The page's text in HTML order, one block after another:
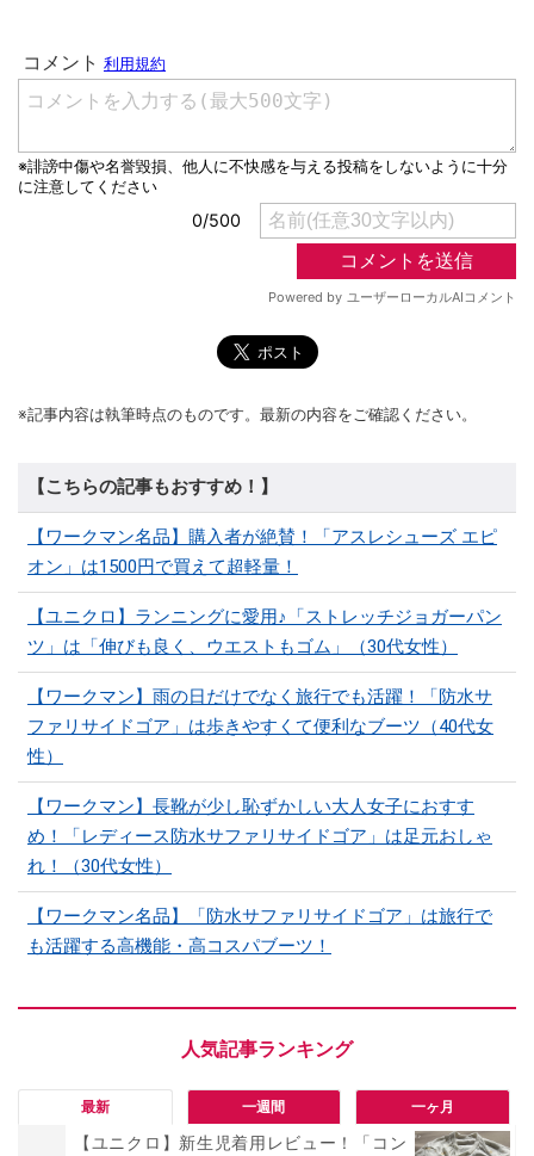
※記事内容は執筆時点のものです。最新の内容をご確認ください。
【こちらの記事もおすすめ！】
【ワークマン名品】購入者が絶賛！「アスレシューズ エピ
オン」は1500円で買えて超軽量！
【ユニクロ】ランニングに愛用♪「ストレッチジョガーパン
ツ」は「伸びも良く、ウエストもゴム」（30代女性）
【ワークマン】雨の日だけでなく旅行でも活躍！「防水サ
ファリサイドゴア」は歩きやすくて便利なブーツ（40代女
性）
【ワークマン】長靴が少し恥ずかしい大人女子におすす
め！「レディース防水サファリサイドゴア」は足元おしゃ
れ！（30代女性）
【ワークマン名品】「防水サファリサイドゴア」は旅行で
も活躍する高機能・高コスパブーツ！
最新 一週間 一ヶ月
【ユニクロ】新生児着用レビュー！「コン